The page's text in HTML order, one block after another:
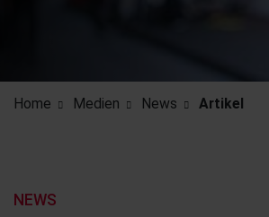
Home Medien News Artikel
NEWS